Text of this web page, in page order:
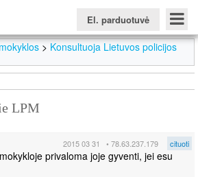
El. parduotuvė
Žurnalas KUR STOTI
> Konsultuoja Lietuvos policijos
LPM
2015 03 31 • 78.63.237.179 cituoti
privaloma joje gyventi, jei esu